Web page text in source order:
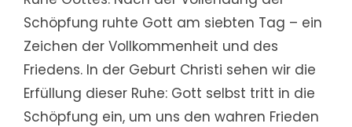
Schöpfung ruhte Gott am siebten Tag – ein
Zeichen der Vollkommenheit und des
Friedens. In der Geburt Christi sehen wir die
Erfüllung dieser Ruhe: Gott selbst tritt in die
Schöpfung ein, um uns den wahren Frieden